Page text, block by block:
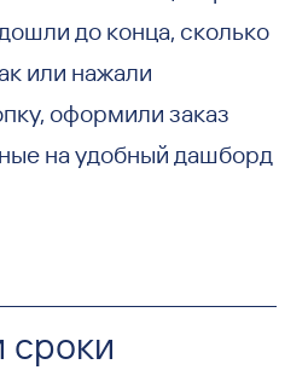
до конца, сколько
или нажали
оформили заказ
на удобный дашборд
сроки